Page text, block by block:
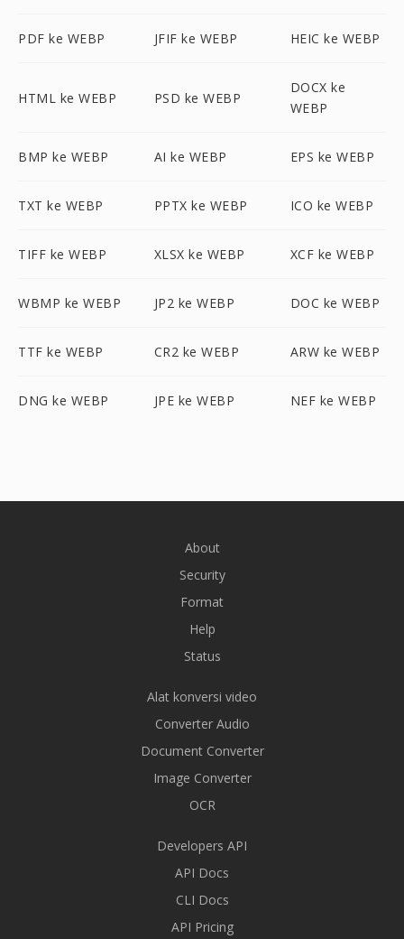
PDF ke WEBP JFIF ke WEBP HEIC ke WEBP
HTML ke WEBP PSD ke WEBP
DOCX ke
WEBP
BMP ke WEBP AI ke WEBP EPS ke WEBP
TXT ke WEBP PPTX ke WEBP ICO ke WEBP
TIFF ke WEBP XLSX ke WEBP XCF ke WEBP
WBMP ke WEBP JP2 ke WEBP DOC ke WEBP
TTF ke WEBP CR2 ke WEBP ARW ke WEBP
DNG ke WEBP JPE ke WEBP NEF ke WEBP
About
Security
Format
Help
Status
Alat konversi video
Converter Audio
Document Converter
Image Converter
OCR
Developers API
API Docs
CLI Docs
API Pricing